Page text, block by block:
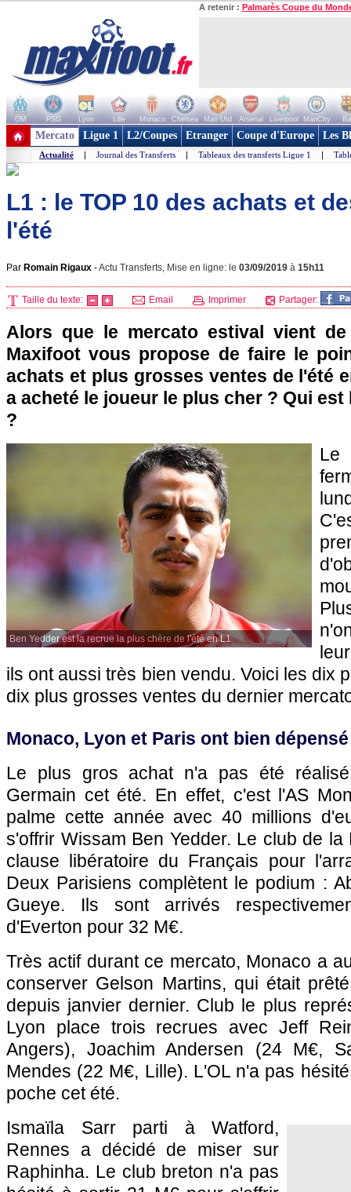
A retenir : Palmarès Coupe du
OM PSG Lyon Lille Monaco Chelsea Man Utd Arsenal Liverpool ManCity
+ de clubs
Mercato Ligue 1 L2/Coupes Etranger Coupe d'Europe Les
Actualité | Journal des Transferts | Tableaux des transferts Ligue 1 |
L1 : le TOP 10 des achats et
l'été
Par Romain Rigaux -Actu Transferts, Mise en ligne: le 03/09/2019 à 15h11
Taille du texte: Email Imprimer Partager:
Alors que le mercato estival vient
Maxifoot vous propose de faire le
achats et plus grosses ventes de l'été
a acheté le joueur le plus cher ? Qui
?
Ben Yedder est la recrue la plus chère de l'été en L1
Le
ils ont aussi très bien vendu. Voici les dix
dix plus grosses ventes du dernier
Monaco, Lyon et Paris ont bien dépensé
Le plus gros achat n'a pas été
Germain cet été. En effet, c'est l'AS
palme cette année avec 40 millions
s'offrir Wissam Ben Yedder. Le club de
clause libératoire du Français pour
Deux Parisiens complètent le podium :
Gueye. Ils sont arrivés
d'Everton pour 32 M€.
Très actif durant ce mercato, Monaco a
conserver Gelson Martins, qui était
depuis janvier dernier. Club le plus
Lyon place trois recrues avec Jeff
Angers), Joachim Andersen (24 M€,
Mendes (22 M€, Lille). L'OL n'a pas
poche cet été.
Ismaïla Sarr parti à Watford,
Rennes a décidé de miser sur
Raphinha. Le club breton n'a pas